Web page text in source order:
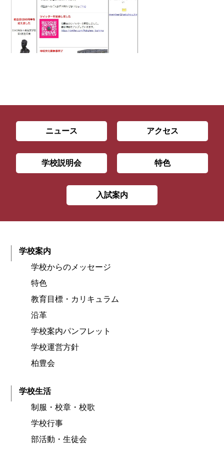
ニュース アクセス
学校説明会 特色
入試案内
学校案内
学校からのメッセージ
特色
教育目標・カリキュラム
沿革
学校案内パンフレット
学校運営方針
柏豊会
学校生活
制服・校章・校歌
学校行事
部活動・生徒会